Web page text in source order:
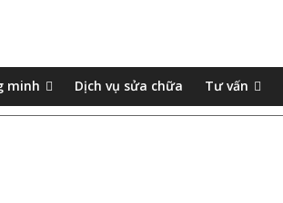
minh Dịch vụ sửa chữa Tư vấn